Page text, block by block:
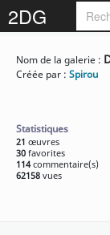
2DG
Accédez
Nom de la galerie :
Créée par : Spirou
Statistiques
21 œuvres
30 favorites
114commentaire(s)
62158 vues